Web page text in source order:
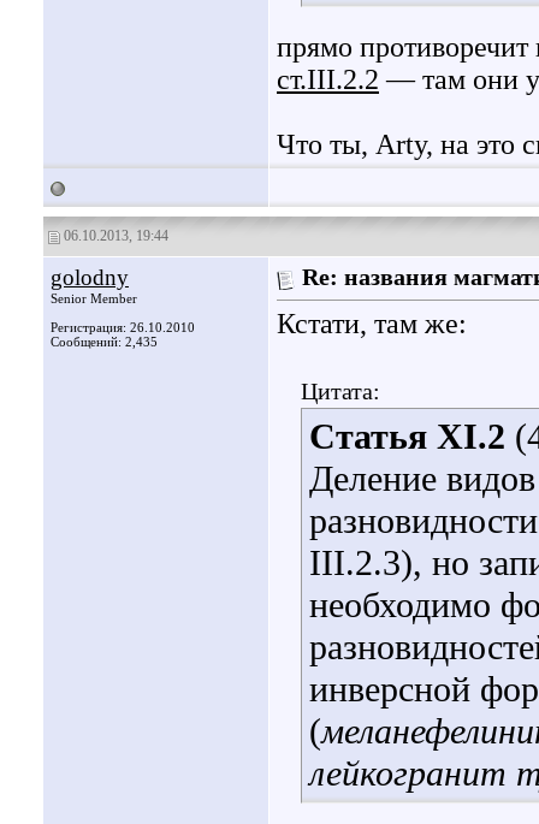
прямо
ст.III.2.2 — там они
Что ты, Arty, на это
06.10.2013, 19:44
golodny
Senior Member
Регистрация: 26.10.2010
Сообщений: 2,435
Re: названия
Кстати, там же:
Цитата:
Статья XI.2
Деление
III.2.3), но
необходимо
инверсной
(
лейкогранит